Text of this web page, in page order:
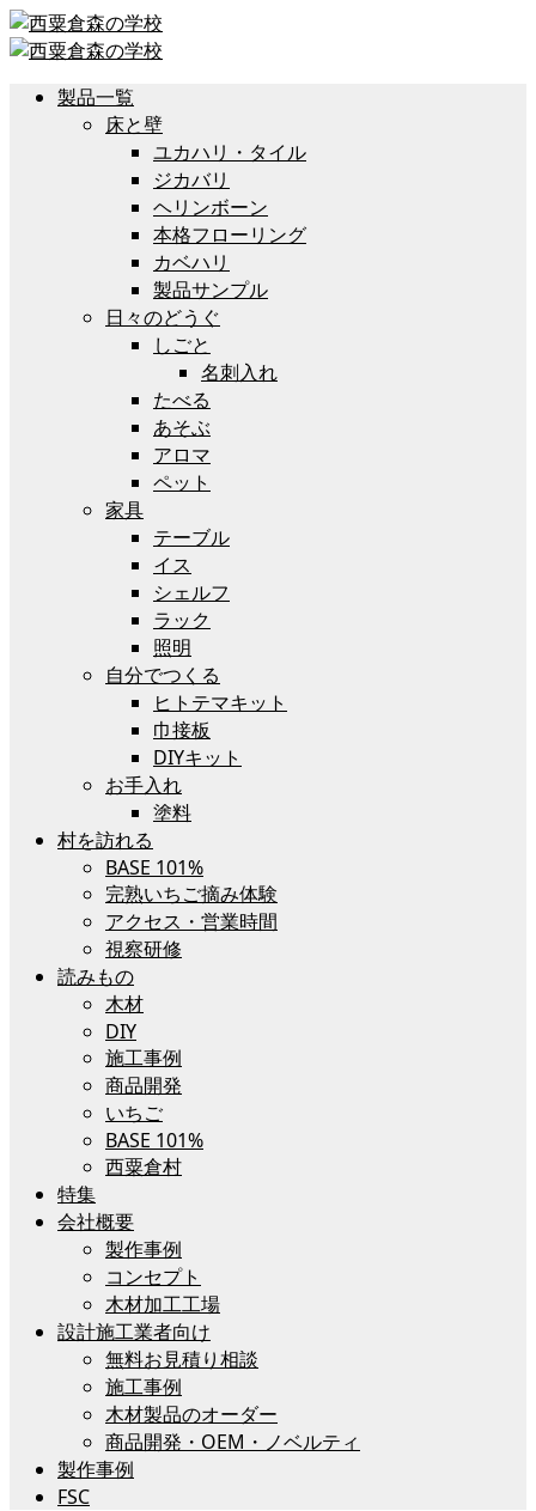
製品一覧
床と壁
ユカハリ・タイル
ジカバリ
ヘリンボーン
本格フローリング
カベハリ
製品サンプル
日々のどうぐ
しごと
名刺入れ
たべる
あそぶ
アロマ
ペット
家具
テーブル
イス
シェルフ
ラック
照明
自分でつくる
ヒトテマキット
巾接板
DIYキット
お手入れ
塗料
村を訪れる
BASE 101%
完熟いちご摘み体験
アクセス・営業時間
視察研修
読みもの
木材
DIY
施工事例
商品開発
いちご
BASE 101%
西粟倉村
特集
会社概要
製作事例
コンセプト
木材加工工場
設計施工業者向け
無料お見積り相談
施工事例
木材製品のオーダー
商品開発・OEM・ノベルティ
製作事例
FSC